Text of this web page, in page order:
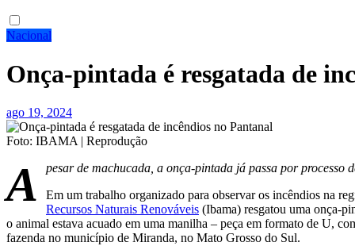
Nacional
Onça-pintada é resgatada de
ago 19, 2024
Foto: IBAMA | Reprodução
A
pesar de machucada, a onça-pintada já passa por processo
Em um trabalho organizado para observar os incêndios na
Recursos Naturais Renováveis (Ibama) resgatou uma onça-
o animal estava acuado em uma manilha – peça em formato de U,
fazenda no município de Miranda, no Mato Grosso do Sul.